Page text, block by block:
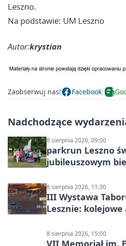
Leszno.
Na podstawie: UM Leszno
Autor:krystian
Zaobserwuj nas! Facebook
Nadchodzące
8 sierpnia 2026, 09:00
parkrun Leszno
jubileuszowym
8 sierpnia 2026, 11:30
III Wystawa
Lesznie:
8 sierpnia 2026, 15:00
VII Memoriał im.